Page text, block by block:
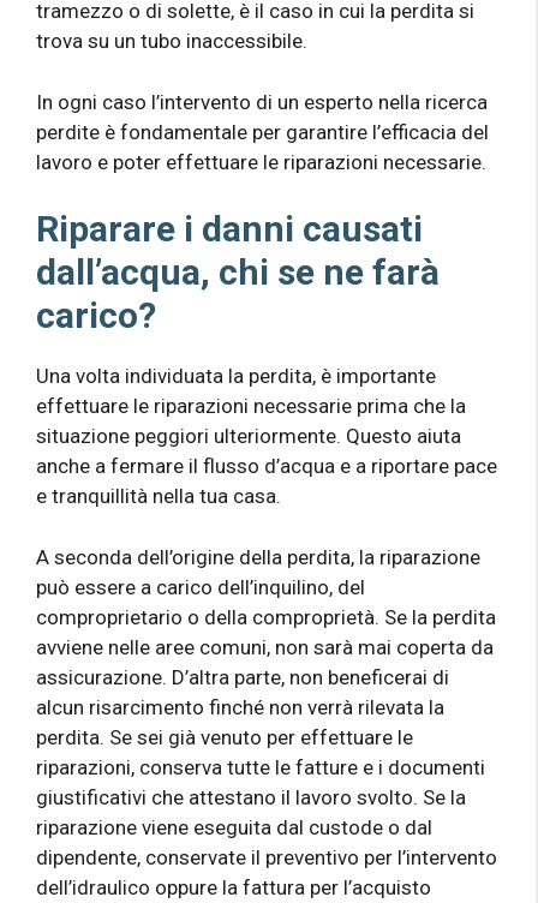
tramezzo o di solette, è il caso in cui la perdita si
trova su un tubo inaccessibile.
In ogni caso l’intervento di un esperto nella ricerca
perdite è fondamentale per garantire l’efficacia del
lavoro e poter effettuare le riparazioni necessarie.
Riparare i danni causati
dall’acqua, chi se ne farà
carico?
Una volta individuata la perdita, è importante
effettuare le riparazioni necessarie prima che la
situazione peggiori ulteriormente. Questo aiuta
anche a fermare il flusso d’acqua e a riportare pace
e tranquillità nella tua casa.
A seconda dell’origine della perdita, la riparazione
può essere a carico dell’inquilino, del
comproprietario o della comproprietà. Se la perdita
avviene nelle aree comuni, non sarà mai coperta da
assicurazione. D’altra parte, non beneficerai di
alcun risarcimento finché non verrà rilevata la
perdita. Se sei già venuto per effettuare le
riparazioni, conserva tutte le fatture e i documenti
giustificativi che attestano il lavoro svolto. Se la
riparazione viene eseguita dal custode o dal
dipendente, conservate il preventivo per l’intervento
dell’idraulico oppure la fattura per l’acquisto